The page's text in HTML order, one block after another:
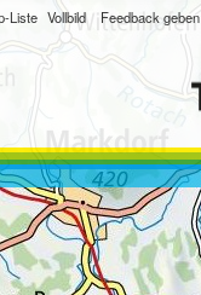
Liste Vollbild Feedback geben